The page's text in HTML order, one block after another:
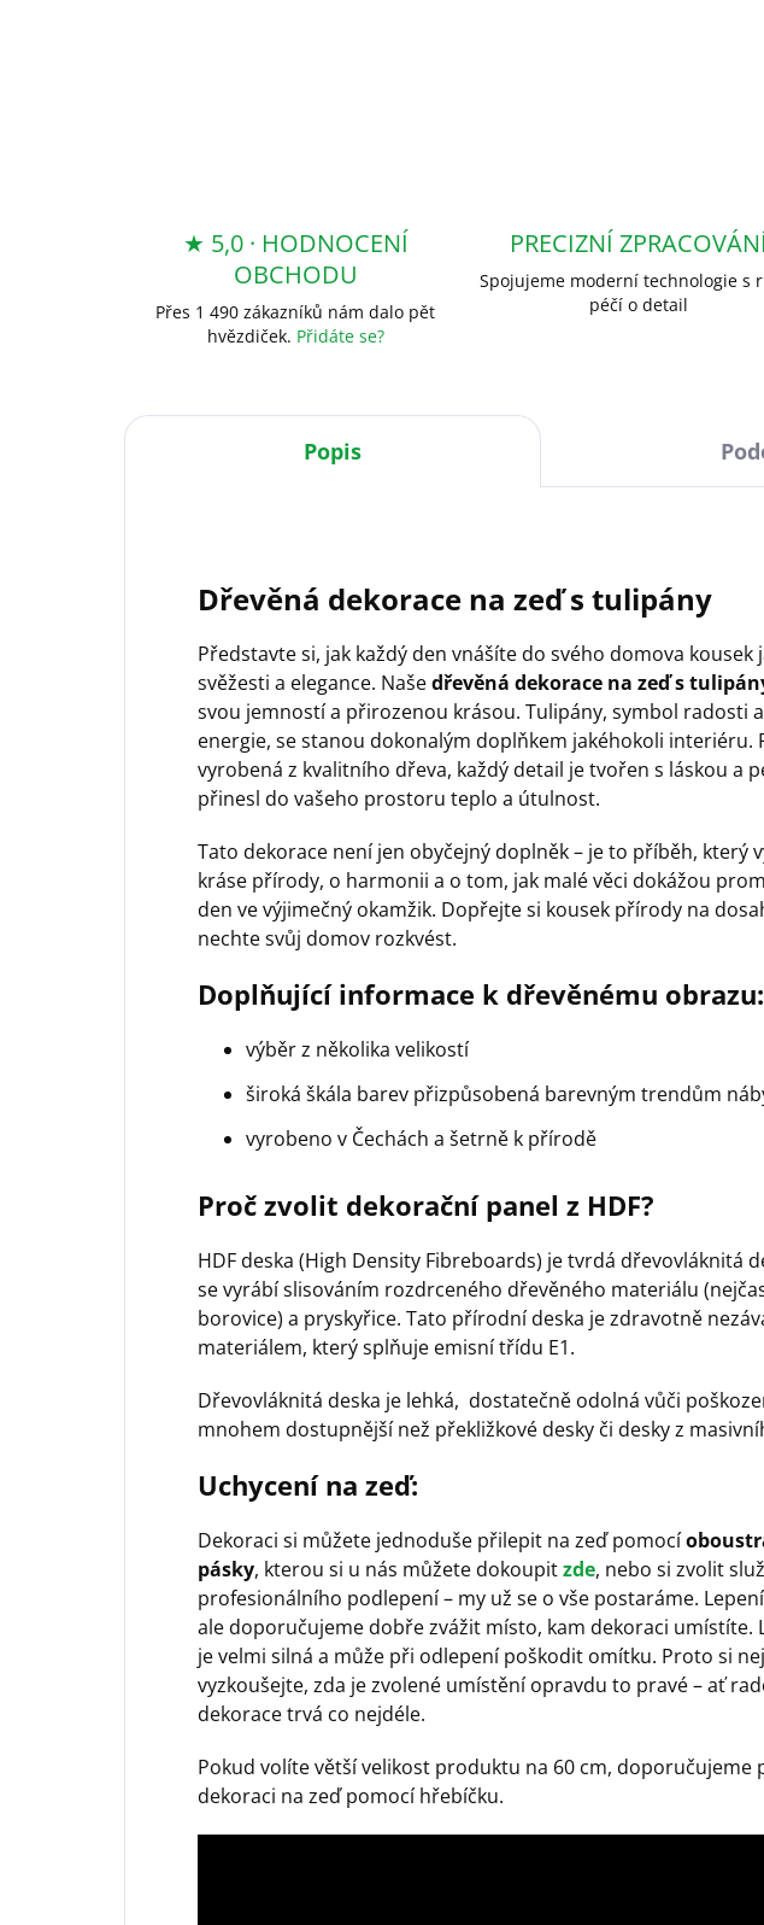
★ 5,0 · HODNOCENÍ
OBCHODU
Přes 1 490 zákazníků nám dalo pět
hvězdiček. Přidáte se?
PRECIZNÍ ZPRACOVÁNÍ
Spojujeme moderní technologie s
péčí o detail
Popis
Dřevěná dekorace na zeď s tulipány
Představte si, jak každý den vnášíte do svého domova kousek
svěžesti a elegance. Našedřevěná dekorace na zeď s
svou jemností a přirozenou krásou. Tulipány, symbol radosti
energie, se stanou dokonalým doplňkem jakéhokoli interiéru.
vyrobená z kvalitního dřeva, každý detail je tvořen s láskou a
přinesl do vašeho prostoru teplo a útulnost.
Tato dekorace není jen obyčejný doplněk – je to příběh, který
kráse přírody, o harmonii a o tom, jak malé věci dokážou
den ve výjimečný okamžik. Dopřejte si kousek přírody na
nechte svůj domov rozkvést.
Doplňující informace k dřevěnému obrazu:
výběr z několika velikostí
široká škála barev přizpůsobená barevným trendům
vyrobeno v Čechách a šetrně k přírodě
Proč zvolit dekorační panel z HDF?
HDF deska (High Density Fibreboards) je tvrdá dřevovláknitá
se vyrábí slisováním rozdrceného dřevěného materiálu
borovice) a pryskyřice. Tato přírodní deska je zdravotně
materiálem, který splňuje emisní třídu E1.
Dřevovláknitá deska je lehká, dostatečně odolná vůči
mnohem dostupnější než překližkové desky či desky z
Uchycení na zeď:
Dekoraci si můžete jednoduše přilepit na zeď pomocí
pásky, kterou si u nás můžete dokoupitzde, nebo si zvolit
profesionálního podlepení – my už se o vše postaráme.
ale doporučujeme dobře zvážit místo, kam dekoraci umístíte.
je velmi silná a může při odlepení poškodit omítku. Proto si
vyzkoušejte, zda je zvolené umístění opravdu to pravé – ať
dekorace trvá co nejdéle.
Pokud volíte větší velikost produktu na 60 cm, doporučujeme
dekoraci na zeď pomocí hřebíčku.